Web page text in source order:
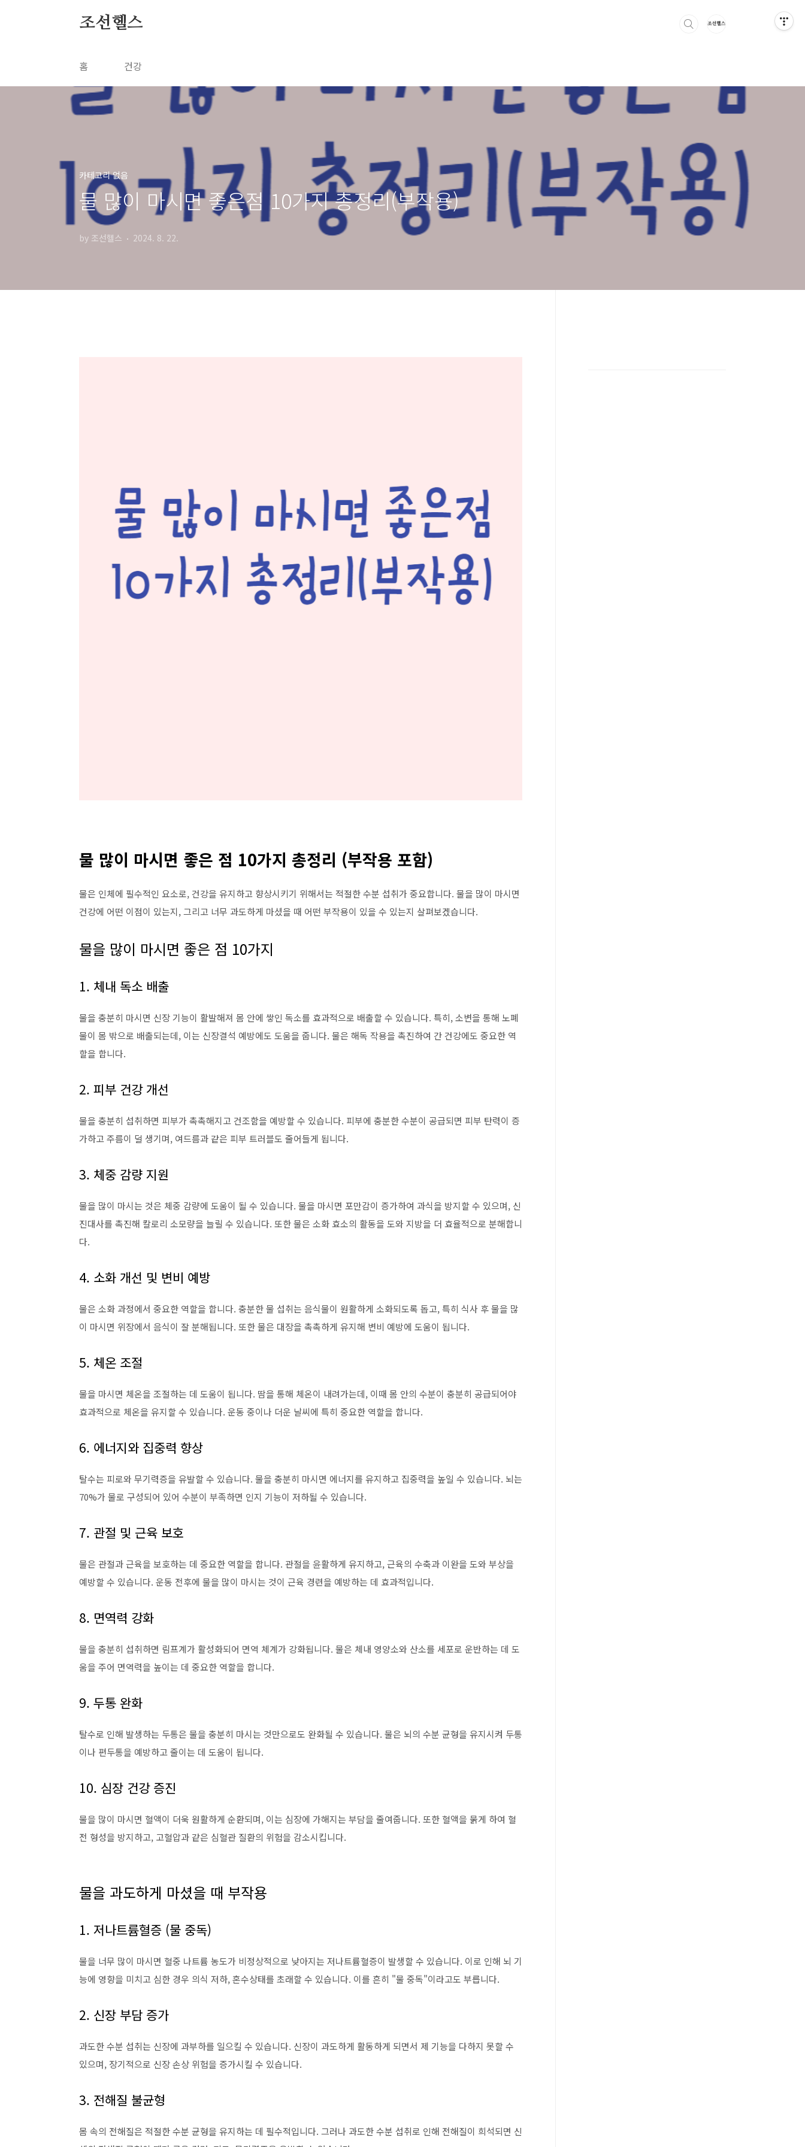
조선헬스
홈 건강
카테고리 없음
물 많이 마시면 좋은점 10가지 총정리(부작용)
by 조선헬스 2024. 8. 22.
물 많이 마시면 좋은 점 10가지 총정리 (부작용 포함)
물은 인체에 필수적인 요소로, 건강을 유지하고 향상시키기 위해서는 적절한 수분 섭취가 중요합니다. 물을 많이 마시면
건강에 어떤 이점이 있는지, 그리고 너무 과도하게 마셨을 때 어떤 부작용이 있을 수 있는지 살펴보겠습니다.
물을 많이 마시면 좋은 점 10가지
1. 체내 독소 배출
물을 충분히 마시면 신장 기능이 활발해져 몸 안에 쌓인 독소를 효과적으로 배출할 수 있습니다. 특히, 소변을 통해 노폐
물이 몸 밖으로 배출되는데, 이는 신장결석 예방에도 도움을 줍니다. 물은 해독 작용을 촉진하여 간 건강에도 중요한 역
할을 합니다.
2. 피부 건강 개선
물을 충분히 섭취하면 피부가 촉촉해지고 건조함을 예방할 수 있습니다. 피부에 충분한 수분이 공급되면 피부 탄력이 증
가하고 주름이 덜 생기며, 여드름과 같은 피부 트러블도 줄어들게 됩니다.
3. 체중 감량 지원
물을 많이 마시는 것은 체중 감량에 도움이 될 수 있습니다. 물을 마시면 포만감이 증가하여 과식을 방지할 수 있으며, 신
진대사를 촉진해 칼로리 소모량을 늘릴 수 있습니다. 또한 물은 소화 효소의 활동을 도와 지방을 더 효율적으로 분해합니
다.
4. 소화 개선 및 변비 예방
물은 소화 과정에서 중요한 역할을 합니다. 충분한 물 섭취는 음식물이 원활하게 소화되도록 돕고, 특히 식사 후 물을 많
이 마시면 위장에서 음식이 잘 분해됩니다. 또한 물은 대장을 촉촉하게 유지해 변비 예방에 도움이 됩니다.
5. 체온 조절
물을 마시면 체온을 조절하는 데 도움이 됩니다. 땀을 통해 체온이 내려가는데, 이때 몸 안의 수분이 충분히 공급되어야
효과적으로 체온을 유지할 수 있습니다. 운동 중이나 더운 날씨에 특히 중요한 역할을 합니다.
6. 에너지와 집중력 향상
탈수는 피로와 무기력증을 유발할 수 있습니다. 물을 충분히 마시면 에너지를 유지하고 집중력을 높일 수 있습니다. 뇌는
70%가 물로 구성되어 있어 수분이 부족하면 인지 기능이 저하될 수 있습니다.
7. 관절 및 근육 보호
물은 관절과 근육을 보호하는 데 중요한 역할을 합니다. 관절을 윤활하게 유지하고, 근육의 수축과 이완을 도와 부상을
예방할 수 있습니다. 운동 전후에 물을 많이 마시는 것이 근육 경련을 예방하는 데 효과적입니다.
8. 면역력 강화
물을 충분히 섭취하면 림프계가 활성화되어 면역 체계가 강화됩니다. 물은 체내 영양소와 산소를 세포로 운반하는 데 도
움을 주어 면역력을 높이는 데 중요한 역할을 합니다.
9. 두통 완화
탈수로 인해 발생하는 두통은 물을 충분히 마시는 것만으로도 완화될 수 있습니다. 물은 뇌의 수분 균형을 유지시켜 두통
이나 편두통을 예방하고 줄이는 데 도움이 됩니다.
10. 심장 건강 증진
물을 많이 마시면 혈액이 더욱 원활하게 순환되며, 이는 심장에 가해지는 부담을 줄여줍니다. 또한 혈액을 묽게 하여 혈
전 형성을 방지하고, 고혈압과 같은 심혈관 질환의 위험을 감소시킵니다.
물을 과도하게 마셨을 때 부작용
1. 저나트륨혈증 (물 중독)
물을 너무 많이 마시면 혈중 나트륨 농도가 비정상적으로 낮아지는 저나트륨혈증이 발생할 수 있습니다. 이로 인해 뇌 기
능에 영향을 미치고 심한 경우 의식 저하, 혼수상태를 초래할 수 있습니다. 이를 흔히 "물 중독"이라고도 부릅니다.
2. 신장 부담 증가
과도한 수분 섭취는 신장에 과부하를 일으킬 수 있습니다. 신장이 과도하게 활동하게 되면서 제 기능을 다하지 못할 수
있으며, 장기적으로 신장 손상 위험을 증가시킬 수 있습니다.
3. 전해질 불균형
몸 속의 전해질은 적절한 수분 균형을 유지하는 데 필수적입니다. 그러나 과도한 수분 섭취로 인해 전해질이 희석되면 신